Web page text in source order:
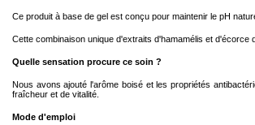
Ce produit à base de gel est conçu pour maintenir le pH
Cette combinaison unique d'extraits d'hamamélis et
Quelle sensation procure ce soin ?
Nous avons ajouté l'arôme boisé et les propriétés
fraîcheur et de vitalité.
Mode d'emploi